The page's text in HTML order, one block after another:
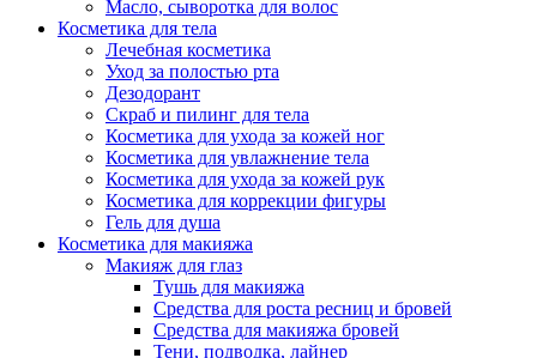
Масло, сыворотка для волос
Косметика для тела
Лечебная косметика
Уход за полостью рта
Дезодорант
Скраб и пилинг для тела
Косметика для ухода за кожей ног
Косметика для увлажнение тела
Косметика для ухода за кожей рук
Косметика для коррекции фигуры
Гель для душа
Косметика для макияжа
Макияж для глаз
Тушь для макияжа
Средства для роста ресниц и бровей
Средства для макияжа бровей
Тени, подводка, лайнер